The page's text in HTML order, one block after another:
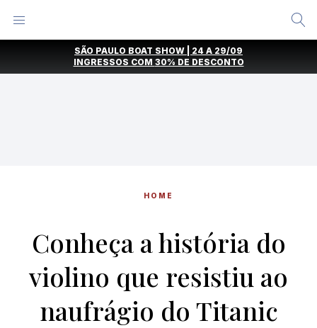
SÃO PAULO BOAT SHOW | 24 A 29/09
INGRESSOS COM 30% DE DESCONTO
HOME
Conheça a história do
violino que resistiu ao
naufrágio do Titanic